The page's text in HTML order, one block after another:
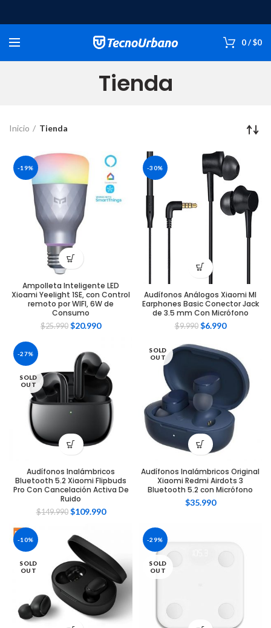
0/$0
Tienda
Inicio Tienda
-19%
Ampolleta Inteligente LED
Xioami Yeelight 1SE, con Control
remoto por WIFI, 6W de
Consumo
$25.990 $20.990
-30%
Audífonos Análogos Xiaomi MI
Earphones Basic Conector Jack
de 3.5 mm Con Micrófono
$9.990 $6.990
-27%
SOLD
OUT
Audífonos Inalámbricos
Bluetooth 5.2 Xiaomi Flipbuds
Pro Con Cancelación Activa De
Ruido
$149.990 $109.990
SOLD
OUT
Audífonos Inalámbricos Original
Xiaomi Redmi Airdots 3
Bluetooth 5.2 con Micrófono
$35.990
-10%
SOLD
OUT
-29%
SOLD
OUT